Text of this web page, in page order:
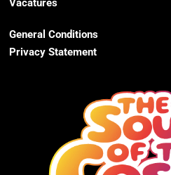
Vacatures
General Conditions
Privacy Statement